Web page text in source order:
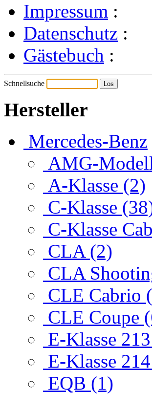
Impressum :
Datenschutz :
Gästebuch :
Schnellsuche
Hersteller
Mercedes-Benz
AMG-
A-Klasse (2)
C-Klasse
C-Klasse
CLA (2)
CLA
CLE Cabrio
CLE Coupe
E-Klasse
E-Klasse
EQB (1)